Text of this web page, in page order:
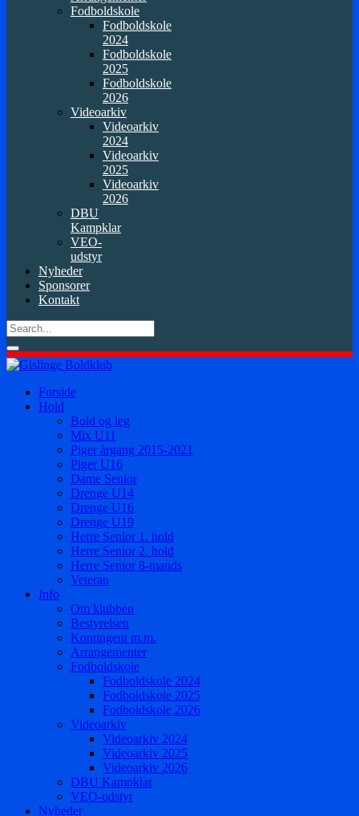
Fodboldskole
Fodboldskole
2024
Fodboldskole
2025
Fodboldskole
2026
Videoarkiv
Videoarkiv
2024
Videoarkiv
2025
Videoarkiv
2026
DBU
Kampklar
VEO-
udstyr
Nyheder
Sponsorer
Kontakt
Forside
Hold
Bold og leg
Mix U11
Piger årgang 2015-2021
Piger U16
Dame Senior
Drenge U14
Drenge U16
Drenge U19
Herre Senior 1. hold
Herre Senior 2. hold
Herre Senior 8-mands
Veteran
Info
Om klubben
Bestyrelsen
Kontingent m.m.
Arrangementer
Fodboldskole
Fodboldskole 2024
Fodboldskole 2025
Fodboldskole 2026
Videoarkiv
Videoarkiv 2024
Videoarkiv 2025
Videoarkiv 2026
DBU Kampklar
VEO-udstyr
Nyheder